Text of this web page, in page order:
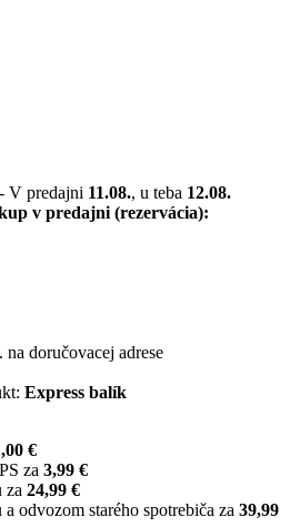
- V predajni 11.08., u teba 12.08.
v predajni (rezervácia):
na doručovacej adrese
Express balík
€
za 3,99 €
za 24,99 €
odvozom starého spotrebiča za 39,99